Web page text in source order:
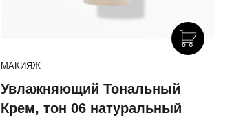
МАКИЯЖ
Увлажняющий Тональный
Крем, тон 06 натуральный